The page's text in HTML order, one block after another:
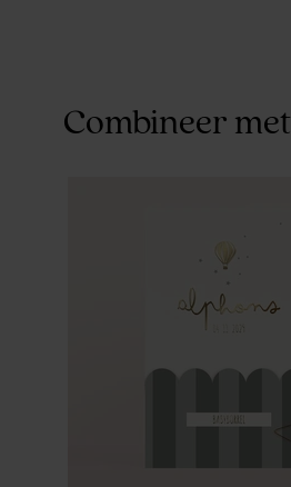
Combineer met